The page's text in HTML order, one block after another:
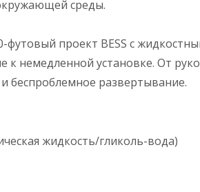
среды.
проект BESS с
немедленной установке. От
беспроблемное развертывание.
жидкость/гликоль-вода)